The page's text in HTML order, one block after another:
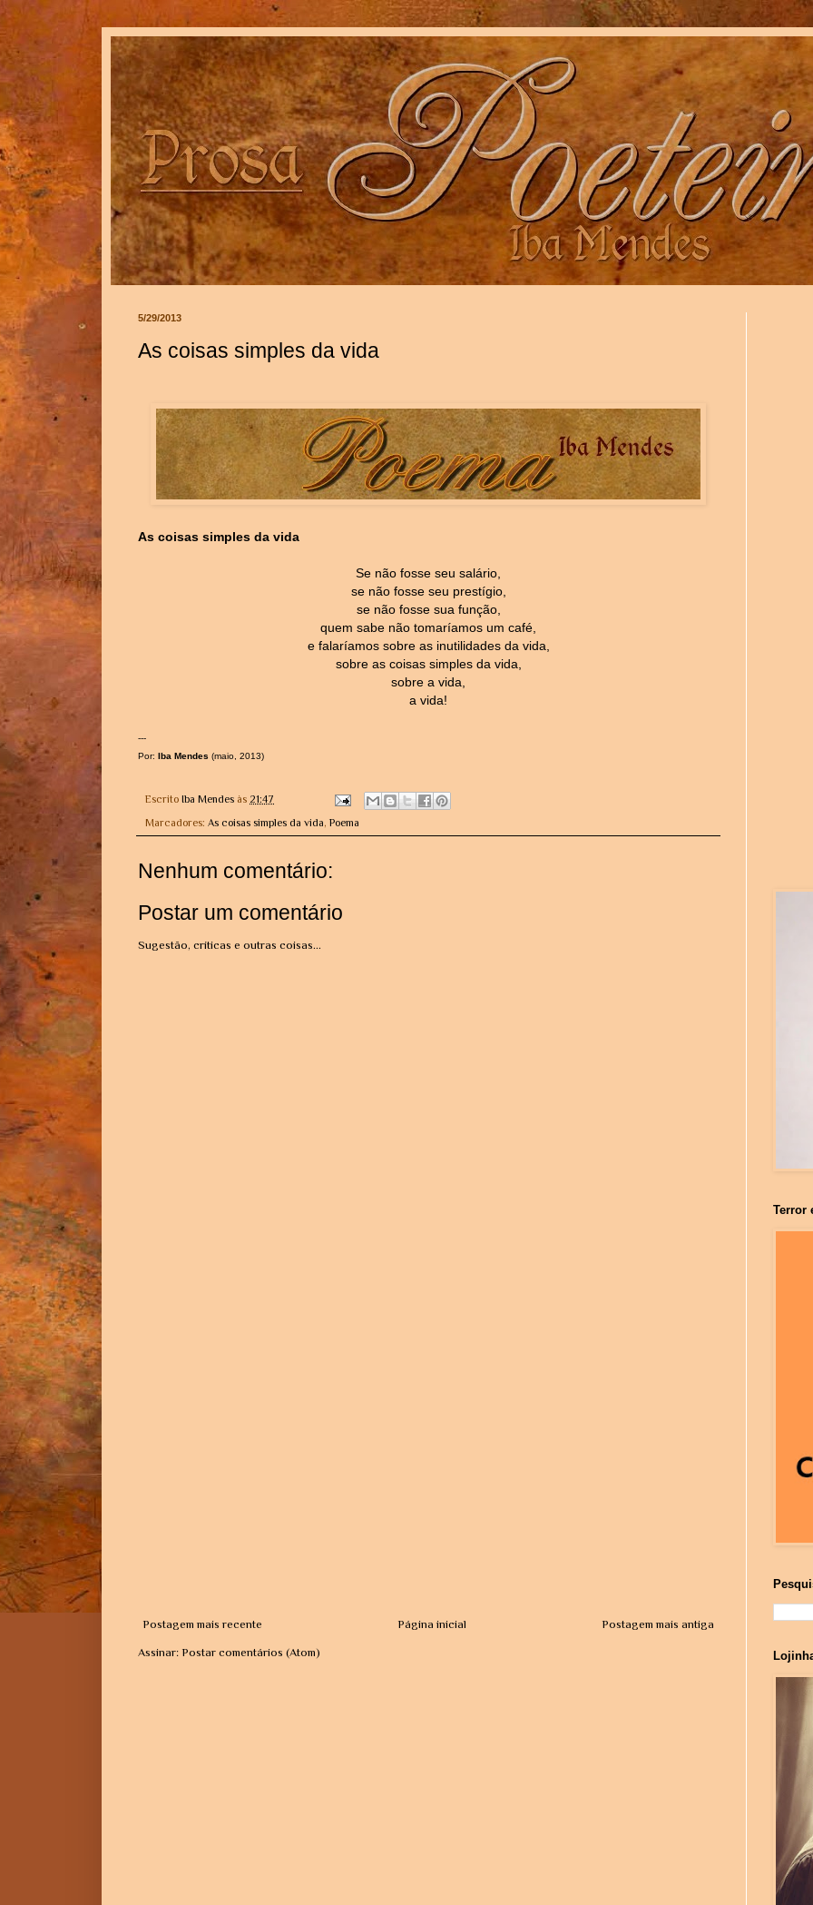
5/29/2013
As coisas simples da vida
As coisas simples da vida
Se não fosse seu salário,
se não fosse seu prestígio,
se não fosse sua função,
quem sabe não tomaríamos um café,
e falaríamos sobre as inutilidades da vida,
sobre as coisas simples da vida,
sobre a vida,
a vida!
---
Por: Iba Mendes (maio, 2013)
Escrito Iba Mendes às 21:47
Marcadores: As coisas simples da vida, Poema
Nenhum comentário:
Postar um comentário
Sugestão, críticas e outras coisas...
Postagem mais recente Postagem mais antiga
Página inicial
Assinar: Postar comentários (Atom)
Terror